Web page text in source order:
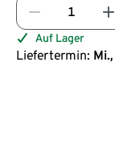
Auf Lager
Liefertermin: